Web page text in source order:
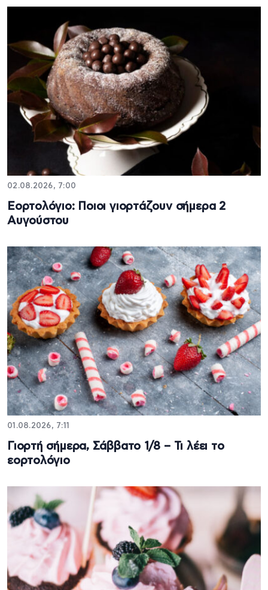
02.08.2026, 7:00
Εορτολόγιο: Ποιοι γιορτάζουν σήμερα 2
Αυγούστου
01.08.2026, 7:11
Γιορτή σήμερα, Σάββατο 1/8 – Τι λέει το
εορτολόγιο